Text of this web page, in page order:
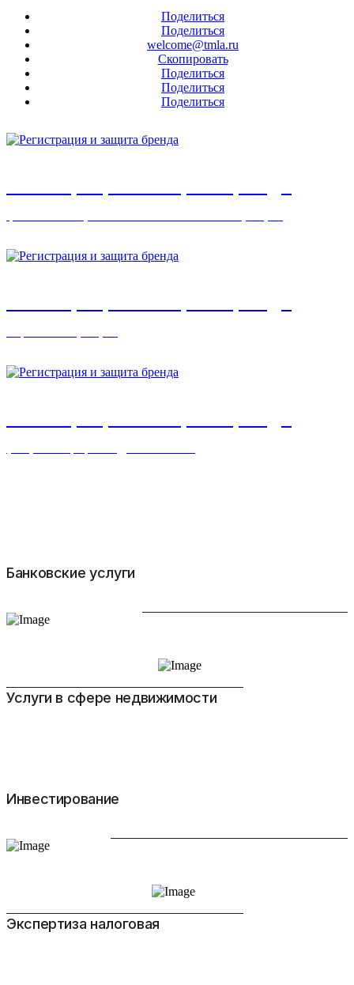
Поделиться
Поделиться
welcome@tmla.ru
Скопировать
Поделиться
Поделиться
Поделиться
Банковские услуги
Услуги в сфере недвижимости
Инвестирование
Экспертиза налоговая